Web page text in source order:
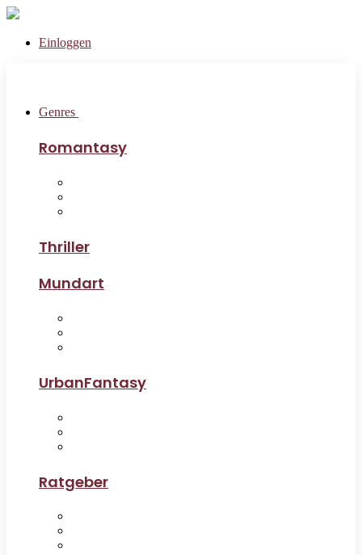
Einloggen
Genres
Romantasy
Thriller
Mundart
UrbanFantasy
Ratgeber